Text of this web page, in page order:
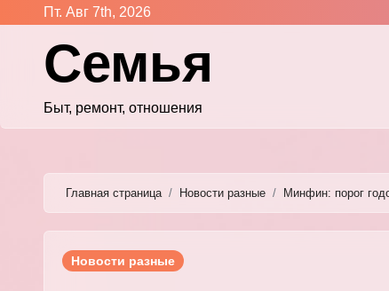
Перейти
содержимому
Пт. Авг 7th, 2026
Семья
Быт, ремонт, отношения
Главная страница Новости разные Минфин: порог
Новости разные